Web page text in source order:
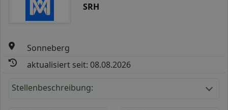
SRH
Sonneberg
aktualisiert seit: 08.08.2026
Stellenbeschreibung: